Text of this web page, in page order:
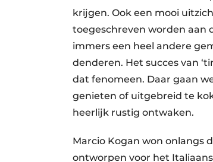
krijgen. Ook een mooi
toegeschreven worden aan
immers een heel andere
denderen. Het succes van
dat fenomeen. Daar gaan
genieten of uitgebreid te
heerlijk rustig ontwaken.
Marcio Kogan won onlangs
ontworpen voor het